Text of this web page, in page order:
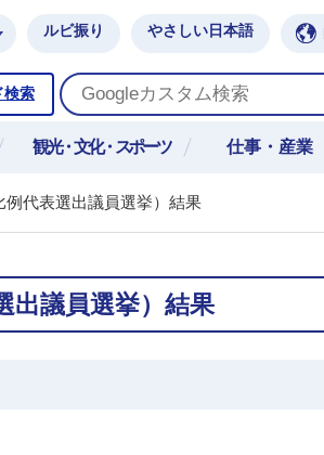
ルビ振り やさしい日本語
検索
観光・文化・スポーツ 仕事・産業
代表選出議員選挙）結果
出議員選挙）結果